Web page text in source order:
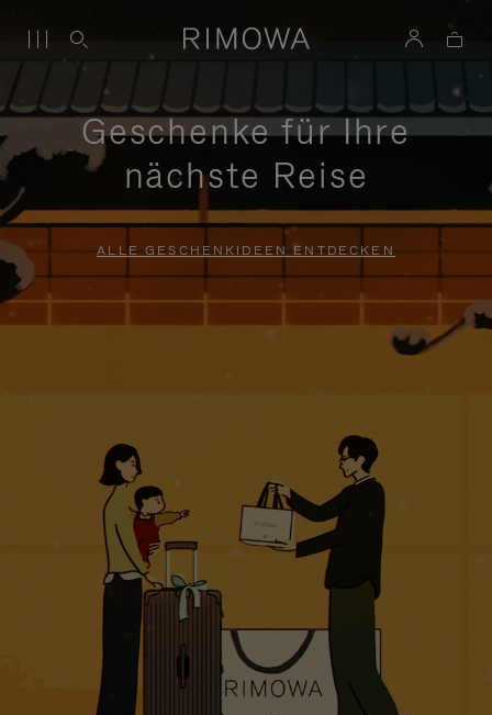
Geschenke für Ihre
nächste Reise
ALLE GESCHENKIDEEN ENTDECKEN